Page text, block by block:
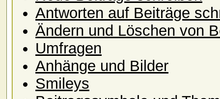
Antworten auf Beiträge
Ändern und Löschen von
Umfragen
Anhänge und Bilder
Smileys